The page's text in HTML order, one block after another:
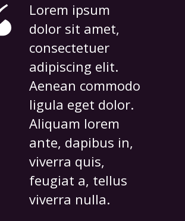
Lorem ipsum
dolor sit amet,
consectetuer
adipiscing elit.
Aenean commodo
ligula eget dolor.
Aliquam lorem
ante, dapibus in,
viverra quis,
feugiat a, tellus
viverra nulla.